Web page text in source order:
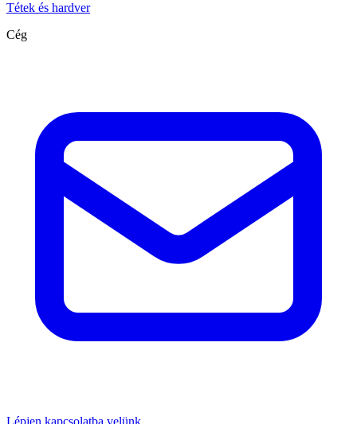
Tétek és hardver
Cég
Lépjen kapcsolatba velünk